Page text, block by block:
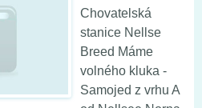
Chovatelská
stanice Nellse
Breed Máme
volného kluka -
Samojed z vrhu A